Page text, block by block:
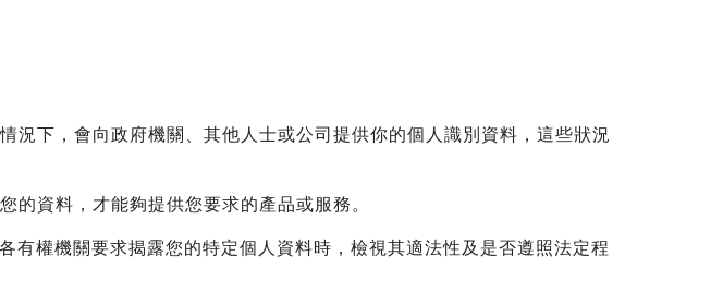
下，會向政府機關、其他人士或公司提供你的個人識別資料，這些狀況
的資料，才能夠提供您要求的產品或服務。
權機關要求揭露您的特定個人資料時，檢視其適法性及是否遵照法定程